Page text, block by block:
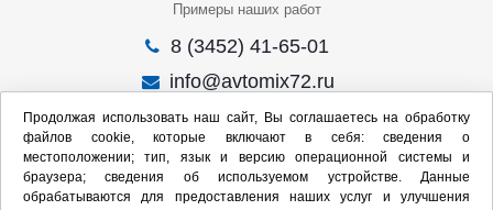
Примеры наших работ
8 (3452) 41-65-01
info@avtomix72.ru
г. Тюмень, ул. 50 лет Октября, 120
Пн-Пт
: 09:00 – 19:00
Сб: 10:00 – 17:00
Вс: Выходной
Продолжая использовать наш сайт, Вы соглашаетесь на обработку
файлов cookie, которые включают в себя: сведения о
местоположении; тип, язык и версию операционной системы и
браузера; сведения об используемом устройстве. Данные
обрабатываются для предоставления наших услуг и улучшения